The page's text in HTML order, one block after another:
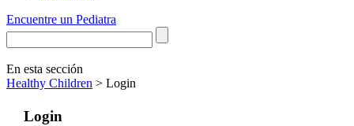
Encuentre un Pediatra
En esta sección
Healthy Children > Login
Login